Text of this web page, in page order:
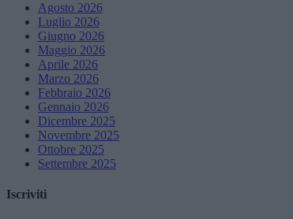
Agosto 2026
Luglio 2026
Giugno 2026
Maggio 2026
Aprile 2026
Marzo 2026
Febbraio 2026
Gennaio 2026
Dicembre 2025
Novembre 2025
Ottobre 2025
Settembre 2025
Iscriviti